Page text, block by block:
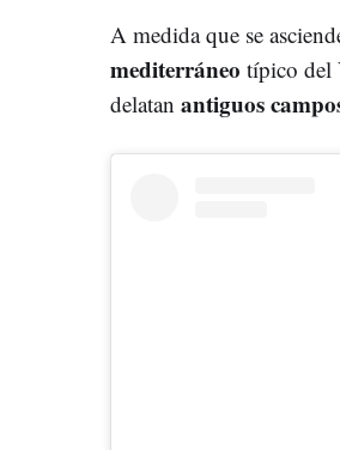
A medida que se
mediterráneo típico del
delatan antiguos